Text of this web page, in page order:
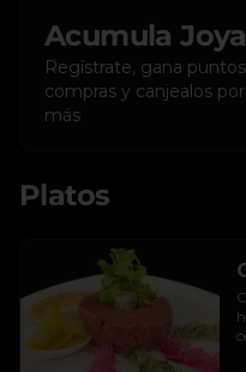
Acumula
Regístrate, gana
compras y canjealos
más
Platos